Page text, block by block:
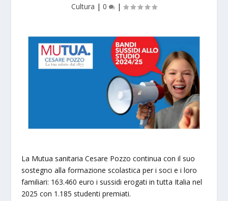
Cultura | 0 |
La Mutua sanitaria Cesare Pozzo continua con il suo
sostegno alla formazione scolastica per i soci e i loro
familiari: 163.460 euro i sussidi erogati in tutta Italia nel
2025 con 1.185 studenti premiati.